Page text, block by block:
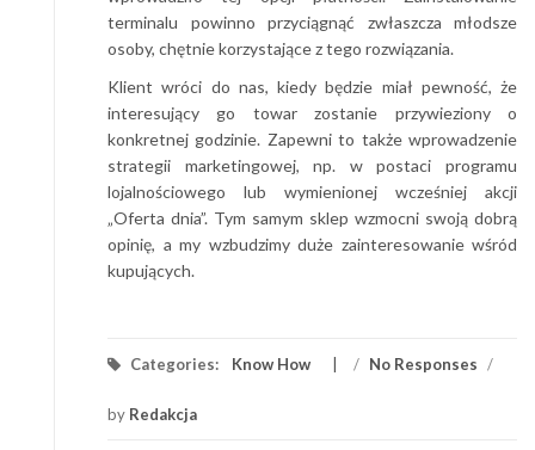
terminalu powinno przyciągnąć zwłaszcza młodsze
osoby, chętnie korzystające z tego rozwiązania.
Klient wróci do nas, kiedy będzie miał pewność, że
interesujący go towar zostanie przywieziony o
konkretnej godzinie. Zapewni to także wprowadzenie
strategii marketingowej, np. w postaci programu
lojalnościowego lub wymienionej wcześniej akcji
„Oferta dnia”. Tym samym sklep wzmocni swoją dobrą
opinię, a my wzbudzimy duże zainteresowanie wśród
kupujących.
Categories: Know How / No Responses /
by Redakcja